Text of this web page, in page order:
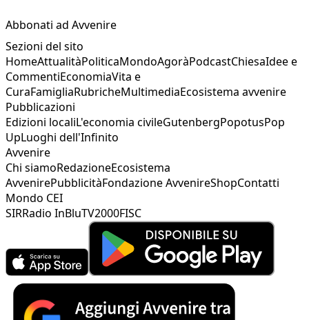
Abbonati ad Avvenire
Sezioni del sito
HomeAttualitàPoliticaMondoAgoràPodcastChiesaIdee e
CommentiEconomiaVita e
CuraFamigliaRubricheMultimediaEcosistema avvenire
Pubblicazioni
Edizioni localiL'economia civileGutenbergPopotusPop
UpLuoghi dell'Infinito
Avvenire
Chi siamoRedazioneEcosistema
AvvenirePubblicitàFondazione AvvenireShopContatti
Mondo CEI
SIRRadio InBluTV2000FISC